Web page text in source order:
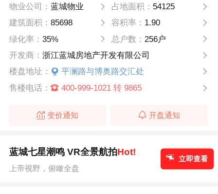
物业公司：蓝城物业 占地面积： 54125
建筑面积：85698 容积率： 1.90
绿化率：35% 总户数： 256户
开发商：浙江蓝城房地产开发有限公司
楼盘地址：
平澜路与博奥路交汇处
售楼电话：
400-999-1021 转 9865
变价通知 开盘通知
蓝城七星潮鸣 VR全景航拍Hot!
上帝视野，俯瞰全盘
立即查看